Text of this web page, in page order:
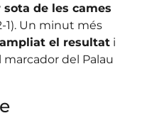
de les cames
1). Un minut més
el resultat i
del Palau